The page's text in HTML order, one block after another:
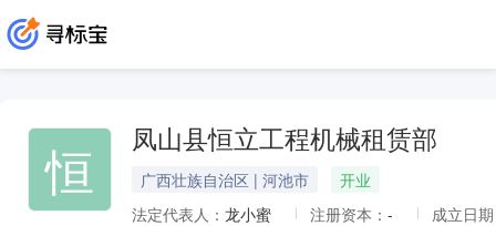
恒 凤山县恒立工程机械租赁部
广西壮族自治区 | 河池市
开业
法定代表人： 龙小蜜 注册资本： -
成立日